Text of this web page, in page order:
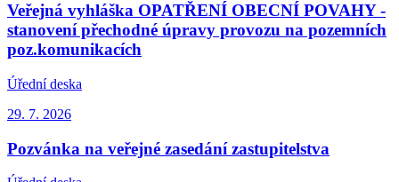
Veřejná vyhláška OPATŘENÍ OBECNÍ POVAHY -
stanovení přechodné úpravy provozu na pozemních
poz.komunikacích
Úřední deska
29. 7. 2026
Pozvánka na veřejné zasedání zastupitelstva